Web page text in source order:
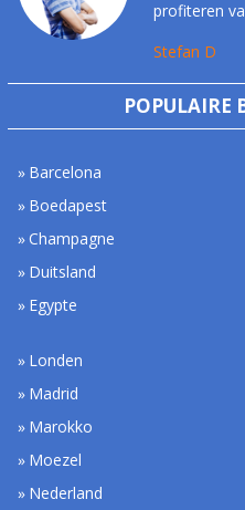
profiteren
Stefan D
POPULAIRE
Barcelona
Boedapest
Champagne
Duitsland
Egypte
Londen
Madrid
Marokko
Moezel
Nederland